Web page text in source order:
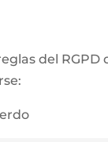
del RGPD